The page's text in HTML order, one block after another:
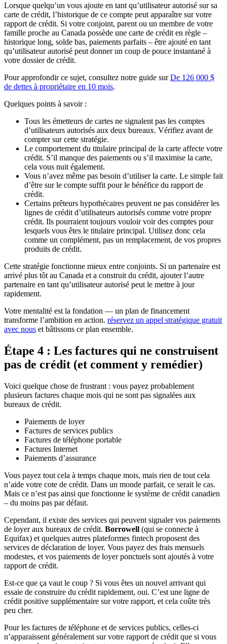
Lorsque quelqu’un vous ajoute en tant qu’utilisateur autorisé sur sa
carte de crédit, l’historique de ce compte peut apparaître sur votre
rapport de crédit. Si votre conjoint, parent ou un membre de votre
famille proche au Canada possède une carte de crédit en règle –
historique long, solde bas, paiements parfaits – être ajouté en tant
qu’utilisateur autorisé peut donner un coup de pouce instantané à
votre dossier de crédit.
Pour approfondir ce sujet, consultez notre guide surDe 126 000 $
de dettes à propriétaire en 10 mois.
Quelques points à savoir :
Tous les émetteurs de cartes ne signalent pas les comptes
d’utilisateurs autorisés aux deux bureaux. Vérifiez avant de
compter sur cette stratégie.
Le comportement du titulaire principal de la carte affecte votre
crédit. S’il manque des paiements ou s’il maximise la carte,
cela vous nuit également.
Vous n’avez même pas besoin d’utiliser la carte. Le simple fait
d’être sur le compte suffit pour le bénéfice du rapport de
crédit.
Certains prêteurs hypothécaires peuvent ne pas considérer les
lignes de crédit d’utilisateurs autorisés comme votre propre
crédit. Ils pourraient toujours vouloir voir des comptes pour
lesquels vous êtes le titulaire principal. Utilisez donc cela
comme un complément, pas un remplacement, de vos propres
produits de crédit.
Cette stratégie fonctionne mieux entre conjoints. Si un partenaire est
arrivé plus tôt au Canada et a construit du crédit, ajouter l’autre
partenaire en tant qu’utilisateur autorisé peut le mettre à jour
rapidement.
Votre mentalité est la fondation — un plan de financement
transforme l’ambition en action. réservez un appel stratégique gratuit
avec nous et bâtissons ce plan ensemble.
Étape 4 : Les factures qui ne construisent
pas de crédit (et comment y remédier)
Voici quelque chose de frustrant : vous payez probablement
plusieurs factures chaque mois qui ne sont pas signalées aux
bureaux de crédit.
Paiements de loyer
Factures de services publics
Factures de téléphone portable
Factures Internet
Paiements d’assurance
Vous payez tout cela à temps chaque mois, mais rien de tout cela
n’aide votre cote de crédit. Dans un monde parfait, ce serait le cas.
Mais ce n’est pas ainsi que fonctionne le système de crédit canadien
– du moins pas par défaut.
Cependant, il existe des services qui peuvent signaler vos paiements
de loyer aux bureaux de crédit. Borrowell (qui se connecte à
Equifax) et quelques autres plateformes fintech proposent des
services de déclaration de loyer. Vous payez des frais mensuels
modestes, et vos paiements de loyer ponctuels sont ajoutés à votre
rapport de crédit.
Est-ce que ça vaut le coup ? Si vous êtes un nouvel arrivant qui
essaie de construire du crédit rapidement, oui. C’est une ligne de
crédit positive supplémentaire sur votre rapport, et cela coûte très
peu cher.
Pour les factures de téléphone et de services publics, celles-ci
n’apparaissent généralement sur votre rapport de crédit que si vous